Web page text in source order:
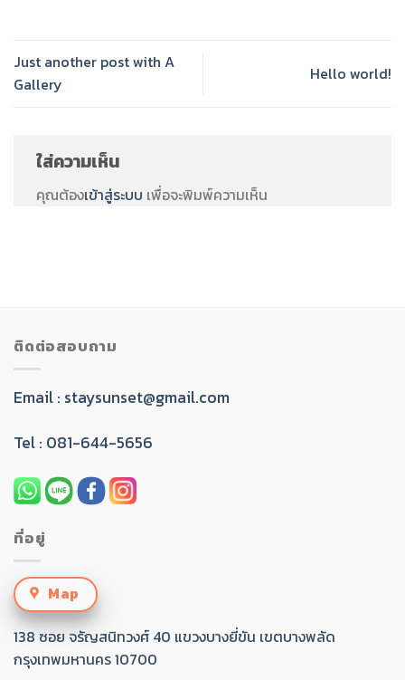
Just another post with A
Gallery
Hello world!
ใส่ความเห็น
คุณต้องเข้าสู่ระบบ เพื่อจะพิมพ์ความเห็น
ติดต่อสอบถาม
Email : staysunset@gmail.com
Tel : 081-644-5656
ที่อยู่
Map
138 ซอย จรัญสนิทวงศ์ 40 แขวงบางยี่ขัน เขตบางพลัด
กรุงเทพมหานคร 10700